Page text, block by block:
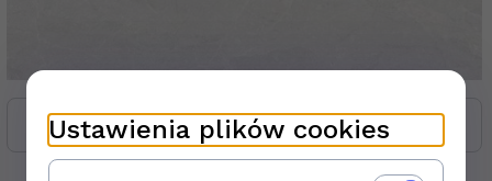
Zasoby dotyczące bezpieczeństwa i produktów
Ustawienia plików cookies